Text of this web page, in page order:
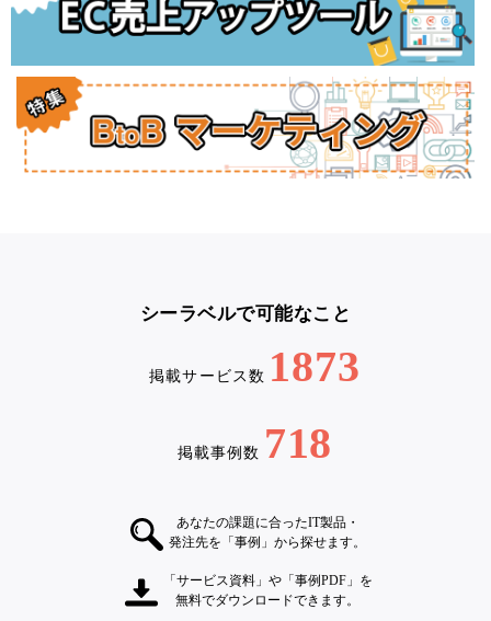
シーラベルで可能なこと
掲載サービス数 1873
掲載事例数 718
あなたの課題に合ったIT製品・
発注先を「事例」から探せます。
「サービス資料」や「事例PDF」を
無料でダウンロードできます。